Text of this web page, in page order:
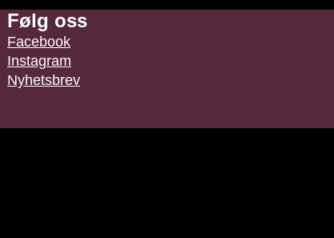
Følg oss
Facebook
Instagram
Nyhetsbrev